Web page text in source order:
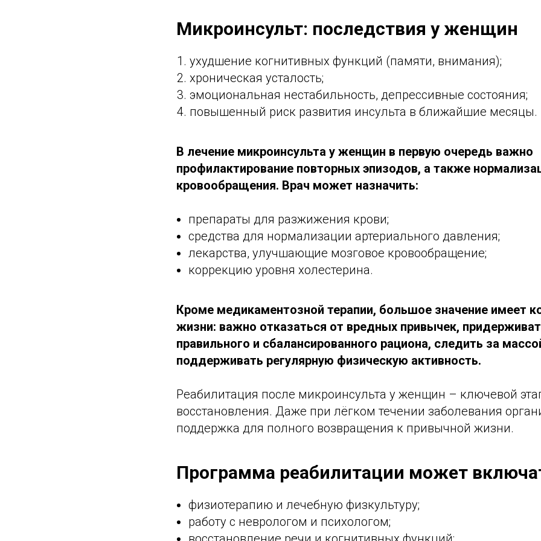
Микроинсульт: последствия у женщин
ухудшение когнитивных функций (памяти, внимания);
хроническая усталость;
эмоциональная нестабильность, депрессивные состояния;
повышенный риск развития инсульта в ближайшие месяцы.
В лечение микроинсульта у женщин в первую очередь важно
профилактирование повторных эпизодов, а также
кровообращения. Врач может назначить:
препараты для разжижения крови;
средства для нормализации артериального давления;
лекарства, улучшающие мозговое кровообращение;
коррекцию уровня холестерина.
Кроме медикаментозной терапии, большое значение имеет
жизни: важно отказаться от вредных привычек,
правильного и сбалансированного рациона, следить за
поддерживать регулярную физическую активность.
Реабилитация после микроинсульта у женщин – ключевой
восстановления. Даже при лёгком течении заболевания
поддержка для полного возвращения к привычной жизни.
Программа реабилитации может
физиотерапию и лечебную физкультуру;
работу с неврологом и психологом;